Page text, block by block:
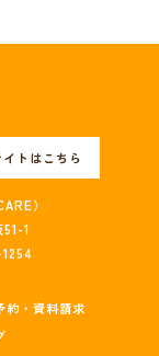
トはこちら
）
1
約・資料請求